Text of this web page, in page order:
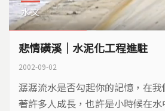
水文
悲情磺溪｜水泥化工程進駐
2002-09-02
潺潺流水是否勾起你的記憶，在
著許多人成長，也許是小時候在